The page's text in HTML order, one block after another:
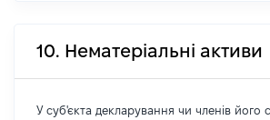
10. Нематеріальні активи
У суб'єкта декларування чи членів його